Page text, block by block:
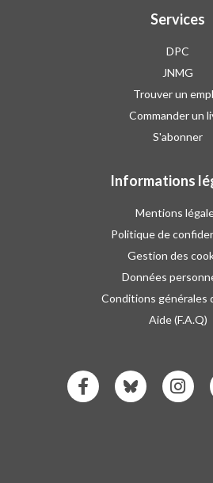
Services
DPC
JNMG
Trouver un
Commander un
S'abonner
Informations
Mentions
Politique de
Gestion des
Données
Conditions générales
Aide (F.A.Q)